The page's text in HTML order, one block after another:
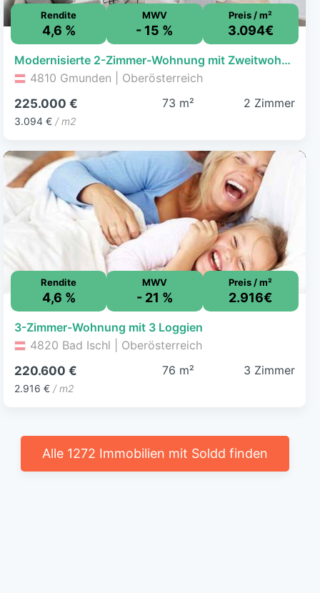
Rendite
4,6 %
MWV
- 15 %
Preis / m²
3.094€
Modernisierte 2-Zimmer-Wohnung mit Zweitwohnsitz Option
4810 Gmunden | Oberösterreich
225.000 €
3.094 € / m2
73 m² 2 Zimmer
Rendite
4,6 %
MWV
- 21 %
Preis / m²
2.916€
3-Zimmer-Wohnung mit 3 Loggien
4820 Bad Ischl | Oberösterreich
220.600 €
2.916 € / m2
76 m² 3 Zimmer
Alle 1272 Immobilien mit Soldd finden